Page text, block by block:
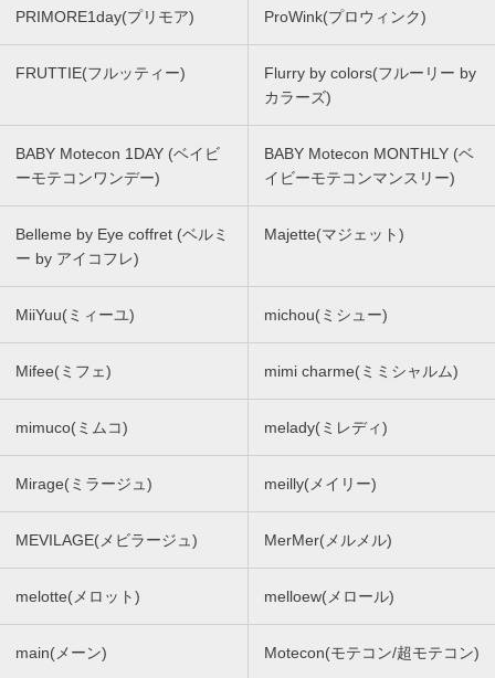
PRIMORE1day(プリモア) ProWink(プロウィンク)
FRUTTIE(フルッティー)
Flurry by colors(フルーリー by
カラーズ)
BABY Motecon 1DAY (ベイビ
ーモテコンワンデー)
BABY Motecon MONTHLY (ベ
イビーモテコンマンスリー)
Belleme by Eye coffret (ベルミ
ー by アイコフレ)
Majette(マジェット)
MiiYuu(ミィーユ) michou(ミシュー)
Mifee(ミフェ) mimi charme(ミミシャルム)
mimuco(ミムコ) melady(ミレディ)
Mirage(ミラージュ) meilly(メイリー)
MEVILAGE(メビラージュ) MerMer(メルメル)
melotte(メロット) melloew(メロール)
main(メーン) Motecon(モテコン/超モテコン)